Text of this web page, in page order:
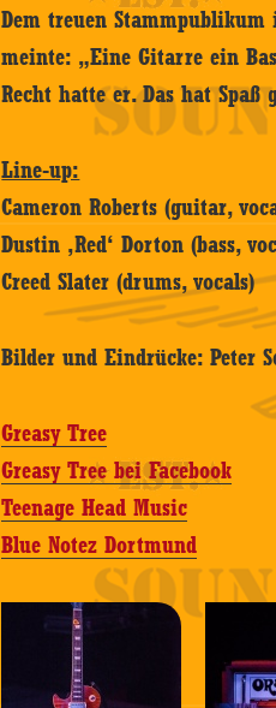
Dem treuen Stammpublikum
meinte: „Eine Gitarre ein
Recht hatte er. Das hat Spaß
Line-up:
Cameron Roberts (guitar,
Dustin ‚Red‘ Dorton (bass,
Creed Slater (drums, vocals)
Bilder und Eindrücke: Peter
Greasy Tree
Greasy Tree bei Facebook
Teenage Head Music
Blue Notez Dortmund